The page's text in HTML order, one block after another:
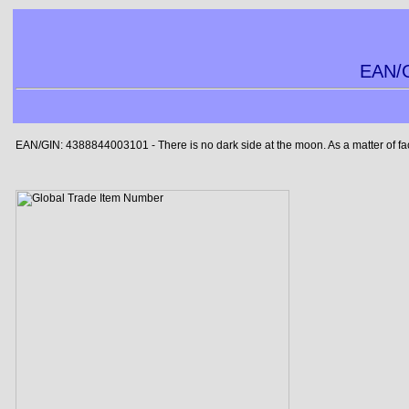
EAN/
EAN/GIN: 4388844003101 - There is no dark side at the moon. As a matter of